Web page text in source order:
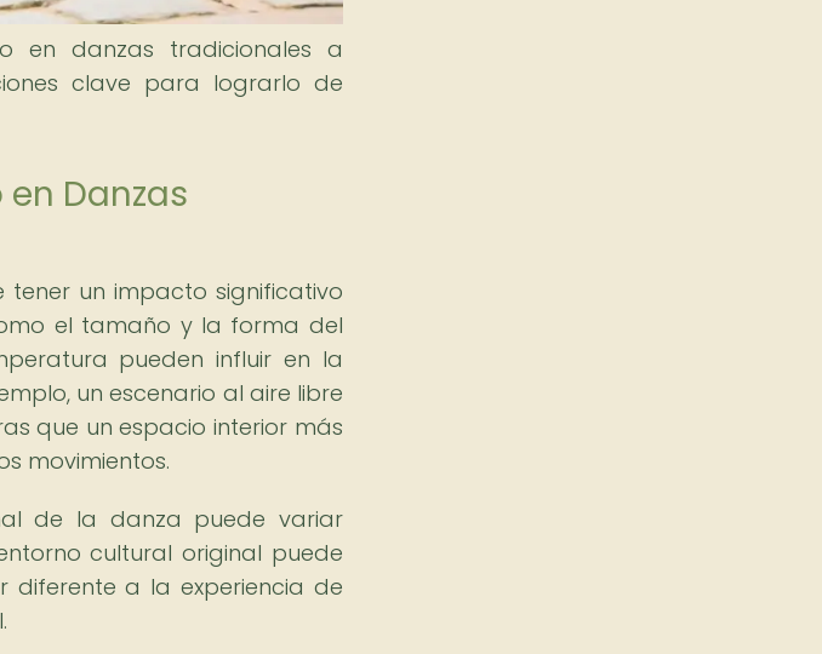
en danzas tradicionales a
clave para lograrlo de
Danzas
un impacto significativo
el tamaño y la forma del
pueden influir en la
un escenario al aire libre
que un espacio interior más
movimientos.
de la danza puede variar
cultural original puede
diferente a la experiencia de